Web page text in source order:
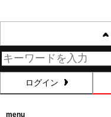
ログイン
menu